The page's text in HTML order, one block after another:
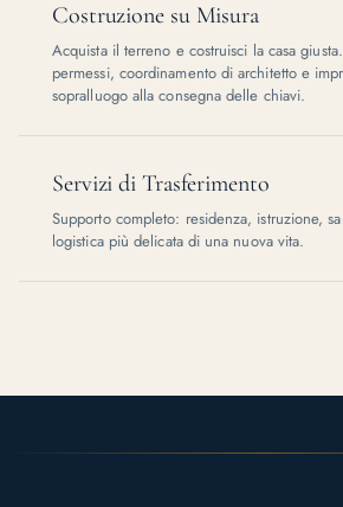
Costruzione su Misura
Acquista il terreno e costruisci la casa
permessi, coordinamento di architetto e
sopralluogo alla consegna delle chiavi.
Servizi di Trasferimento
Supporto completo: residenza, istruzione,
logistica più delicata di una nuova vita.